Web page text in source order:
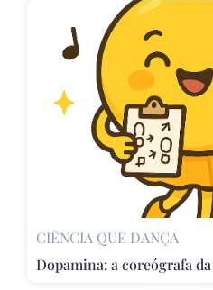
CIÊNCIA QUE DANÇA
Dopamina: a coreógrafa